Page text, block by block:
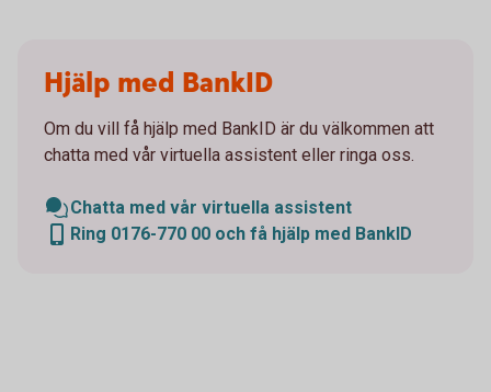
Hjälp med BankID
Om du vill få hjälp med BankID är du välkommen att
chatta med vår virtuella assistent eller ringa oss.
Chatta med vår virtuella assistent
Ring 0176-770 00 och få hjälp med BankID